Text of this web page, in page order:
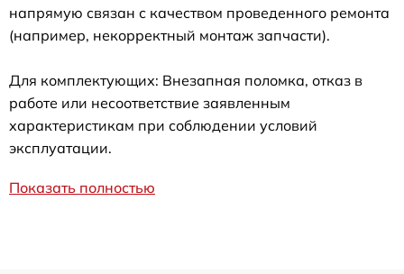
напрямую связан с качеством проведенного ремонта
(например, некорректный монтаж запчасти).
Для комплектующих: Внезапная поломка, отказ в
работе или несоответствие заявленным
характеристикам при соблюдении условий
эксплуатации.
Показать полностью